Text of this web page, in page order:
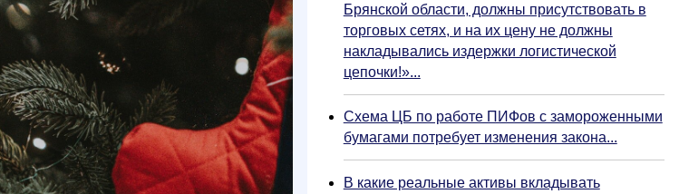
Брянской области, должны присутствовать в
торговых сетях, и на их цену не должны
накладывались издержки логистической
цепочки!»...
Схема ЦБ по работе ПИФов с замороженными
бумагами потребует изменения закона...
В какие реальные активы вкладывать